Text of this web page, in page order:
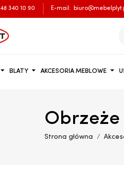
48 340 10 90 E-mail:
BLATY AKCESORIA MEBLOWE
Obrzeże
Strona główna